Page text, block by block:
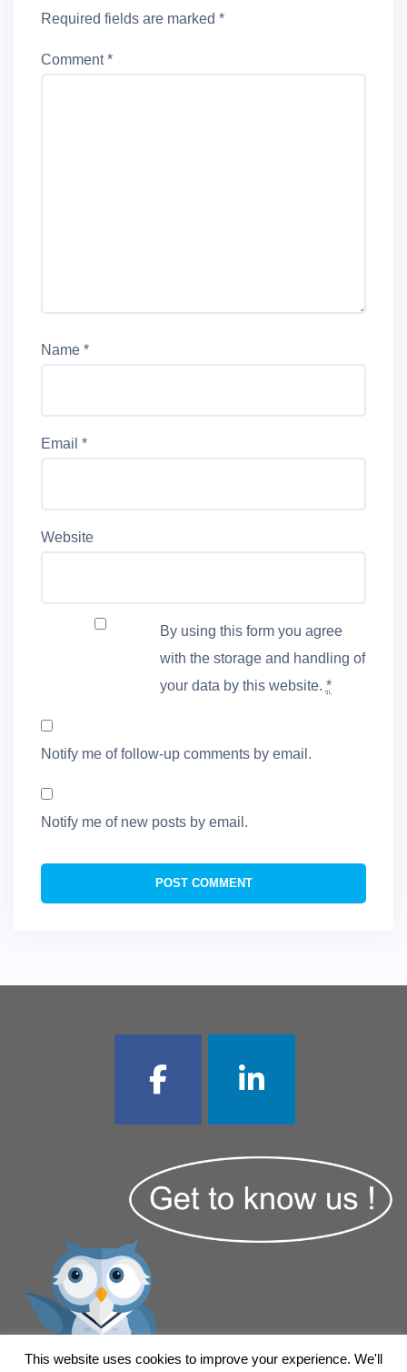
Required fields are marked *
Comment*
Name *
Email *
Website
By using this form you agree
with the storage and handling of
your data by this website. *
Notify me of follow-up comments by email.
Notify me of new posts by email.
This website uses cookies to improve your experience. We'll